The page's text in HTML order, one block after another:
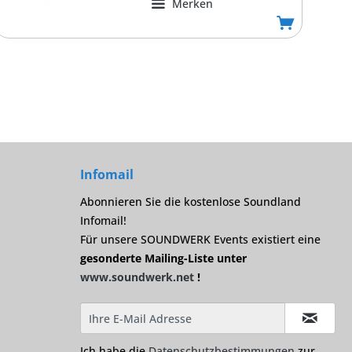
Merken
Infomail
Abonnieren Sie die kostenlose Soundland
Infomail!
Für unsere SOUNDWERK Events existiert eine
gesonderte Mailing-Liste unter
www.soundwerk.net !